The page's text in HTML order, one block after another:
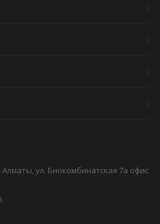
Алматы, ул. Биокомбинатская 7а офис